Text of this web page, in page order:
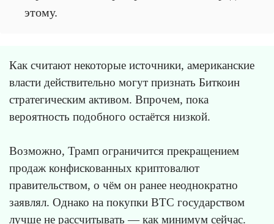
этому.
Как считают некоторые источники, американские
власти действительно могут признать Биткоин
стратегическим активом. Впрочем, пока
вероятность подобного остаётся низкой.
Возможно, Трамп ограничится прекращением
продаж конфискованных криптовалют
правительством, о чём он ранее неоднократно
заявлял. Однако на покупки BTC государством
лучше не рассчитывать — как минимум сейчас.